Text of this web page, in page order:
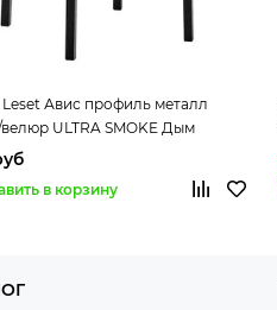
Leset Авис профиль металл
ULTRA SMOKE Дым
в корзину